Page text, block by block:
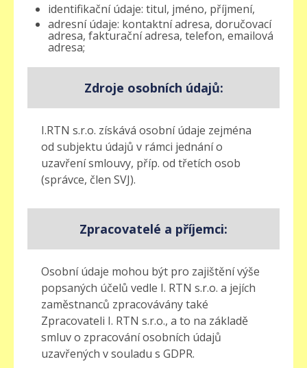
identifikační údaje: titul, jméno, příjmení,
adresní údaje: kontaktní adresa, doručovací
adresa, fakturační adresa, telefon, emailová
adresa;
Zdroje osobních údajů:
I.RTN s.r.o. získává osobní údaje zejména
od subjektu údajů v rámci jednání o
uzavření smlouvy, příp. od třetích osob
(správce, člen SVJ).
Zpracovatelé a příjemci:
Osobní údaje mohou být pro zajištění výše
popsaných účelů vedle I. RTN s.r.o. a jejích
zaměstnanců zpracovávány také
Zpracovateli I. RTN s.r.o., a to na základě
smluv o zpracování osobních údajů
uzavřených v souladu s GDPR.